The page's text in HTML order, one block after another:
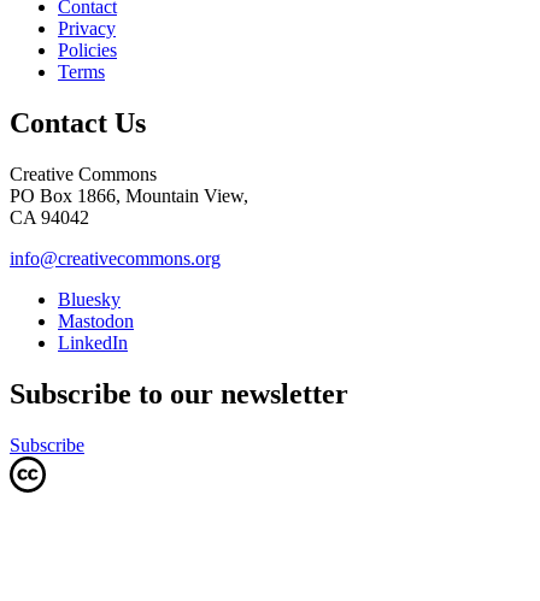
Contact
Privacy
Policies
Terms
Contact Us
Creative Commons
PO Box 1866, Mountain View,
CA 94042
info@creativecommons.org
Bluesky
Mastodon
LinkedIn
Subscribe to our newsletter
Subscribe